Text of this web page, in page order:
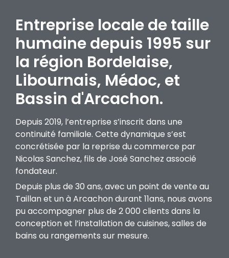
Entreprise locale de taille
humaine depuis 1995 sur
la région Bordelaise,
Libournais, Médoc, et
Bassin d'Arcachon.
Depuis 2019, l’entreprise s’inscrit dans une
continuité familiale. Cette dynamique s’est
concrétisée par la reprise du commerce par
Nicolas Sanchez, fils de José Sanchez associé
fondateur.
Depuis plus de 30 ans, avec un point de vente au
Taillan et un à Arcachon durant 11ans, nous avons
pu accompagner plus de 2 000 clients dans la
conception et l’installation de cuisines, salles de
bains ou rangements sur mesure.